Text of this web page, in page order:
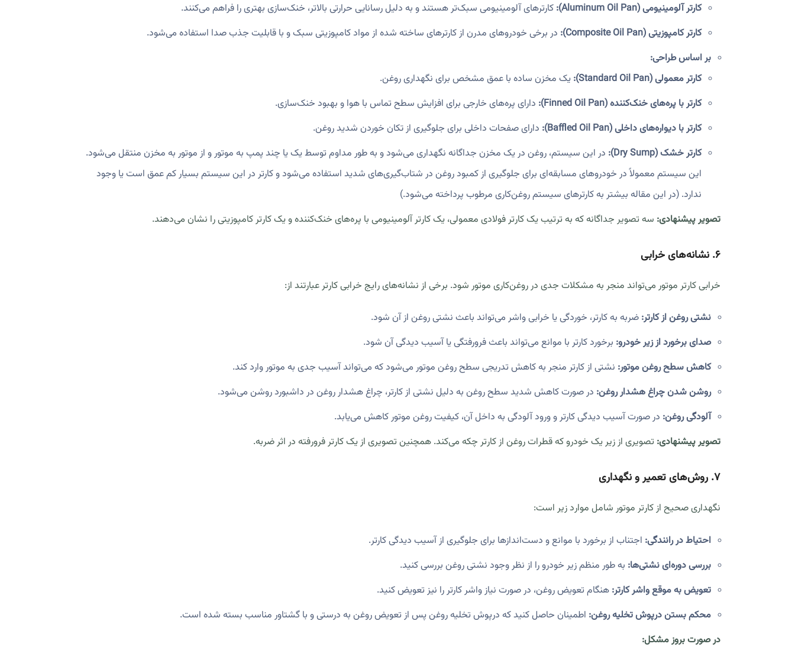
کارتر آلومینیومی (Aluminum Oil Pan):
کارترهای آلومینیومی سبک‌تر هستند و به دلیل رسانایی حرارتی بالاتر، خنک‌سازی بهتری را فراهم می‌کنند.
کارتر کامپوزیتی (Composite Oil Pan):
در برخی خودروهای مدرن از کارترهای ساخته شده از مواد کامپوزیتی سبک و با قابلیت جذب صدا استفاده می‌شود.
بر اساس طراحی:
کارتر معمولی (Standard Oil Pan):
یک مخزن ساده با عمق مشخص برای نگهداری روغن.
کارتر با پره‌های خنک‌کننده (Finned Oil Pan):
دارای پره‌های خارجی برای افزایش سطح تماس با هوا و بهبود خنک‌سازی.
کارتر با دیواره‌های داخلی (Baffled Oil Pan):
دارای صفحات داخلی برای جلوگیری از تکان خوردن شدید روغن.
کارتر خشک (Dry Sump):
در این سیستم، روغن در یک مخزن جداگانه نگهداری می‌شود و به طور مداوم توسط یک یا چند پمپ به موتور و از موتور به مخزن منتقل می‌شود.
این سیستم معمولاً در خودروهای مسابقه‌ای برای جلوگیری از کمبود روغن در شتاب‌گیری‌های شدید استفاده می‌شود و کارتر در این سیستم بسیار کم عمق است یا وجود
ندارد. (در این مقاله بیشتر به کارترهای سیستم روغن‌کاری مرطوب پرداخته می‌شود.)
تصویر پیشنهادی: سه تصویر جداگانه که به ترتیب یک کارتر فولادی معمولی، یک کارتر آلومینیومی با پره‌های خنک‌کننده و یک کارتر کامپوزیتی را نشان می‌دهند.
۶. نشانه‌های خرابی
خرابی کارتر موتور می‌تواند منجر به مشکلات جدی در روغن‌کاری موتور شود. برخی از نشانه‌های رایج خرابی کارتر عبارتند از:
نشتی روغن از کارتر: ضربه به کارتر، خوردگی یا خرابی واشر می‌تواند باعث نشتی روغن از آن شود.
صدای برخورد از زیر خودرو: برخورد کارتر با موانع می‌تواند باعث فرورفتگی یا آسیب دیدگی آن شود.
کاهش سطح روغن موتور: نشتی از کارتر منجر به کاهش تدریجی سطح روغن موتور می‌شود که می‌تواند آسیب جدی به موتور وارد کند.
روشن شدن چراغ هشدار روغن: در صورت کاهش شدید سطح روغن به دلیل نشتی از کارتر، چراغ هشدار روغن در داشبورد روشن می‌شود.
آلودگی روغن: در صورت آسیب دیدگی کارتر و ورود آلودگی به داخل آن، کیفیت روغن موتور کاهش می‌یابد.
تصویر پیشنهادی: تصویری از زیر یک خودرو که قطرات روغن از کارتر چکه می‌کند. همچنین تصویری از یک کارتر فرورفته در اثر ضربه.
۷. روش‌های تعمیر و نگهداری
نگهداری صحیح از کارتر موتور شامل موارد زیر است:
احتیاط در رانندگی: اجتناب از برخورد با موانع و دست‌اندازها برای جلوگیری از آسیب دیدگی کارتر.
بررسی دوره‌ای نشتی‌ها: به طور منظم زیر خودرو را از نظر وجود نشتی روغن بررسی کنید.
تعویض به موقع واشر کارتر: هنگام تعویض روغن، در صورت نیاز واشر کارتر را نیز تعویض کنید.
محکم بستن درپوش تخلیه روغن: اطمینان حاصل کنید که درپوش تخلیه روغن پس از تعویض روغن به درستی و با گشتاور مناسب بسته شده است.
در صورت بروز مشکل: